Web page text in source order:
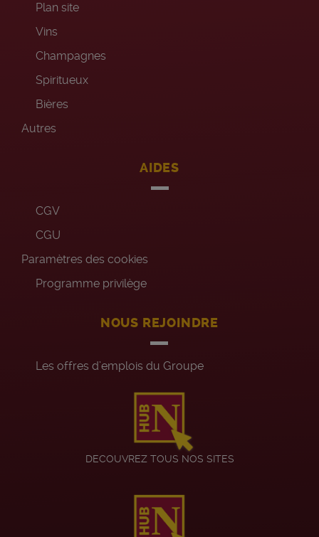
Plan site
Vins
Champagnes
Spiritueux
Bières
Autres
AIDES
CGV
CGU
Paramètres des cookies
Programme privilège
NOUS REJOINDRE
Les offres d’emplois du Groupe
DECOUVREZ TOUS NOS SITES